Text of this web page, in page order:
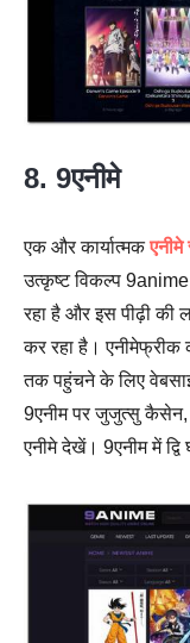
8. 9एनीमे
एक और कार्यात्मकएनीमे
उत्कृष्ट विकल्प
रहा है और इस पीढ़ी की
कर रहा है। एनीमेफ्रीक
तक पहुंचने के लिए
9एनीम पर जुजुत्सु कैसेन,
एनीमे देखें। 9एनीम में